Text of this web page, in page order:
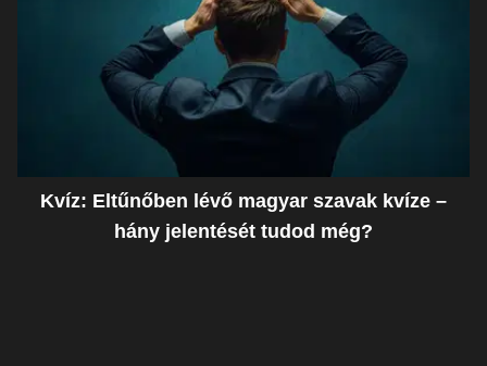
Kvíz: Eltűnőben lévő magyar szavak kvíze –
hány jelentését tudod még?